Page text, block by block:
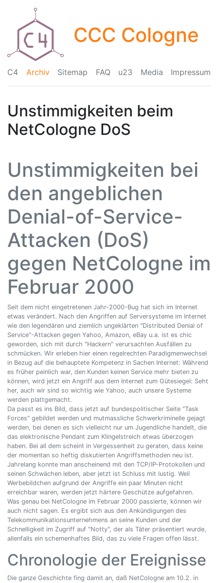
CCC Cologne
C4 Archiv Sitemap FAQ u23 Media Impressum
Unstimmigkeiten beim
NetCologne DoS
Unstimmigkeiten bei
den angeblichen
Denial-of-Service-
Attacken (DoS)
gegen NetCologne im
Februar 2000
Seit dem nicht eingetretenen Jahr-2000-Bug hat sich im Internet
etwas verändert. Nach den Angriffen auf Serversysteme im Internet
wie den legendären und ziemlich ungeklärten "Distributed Denial of
Service"-Attacken gegen Yahoo, Amazon, eBay u.a. ist es chic
geworden, sich mit durch "Hackern" verursachten Ausfällen zu
schmücken. Wir erleben hier einen regelrechten Paradigmenwechsel
in Bezug auf die behauptete Kompetenz in Sachen Internet: Während
es früher peinlich war, den Kunden keinen Service mehr bieten zu
können, wird jetzt ein Angriff aus dem Internet zum Gütesiegel: Seht
her, auch wir sind so wichtig wie Yahoo, auch unsere Systeme
werden plattgemacht.
Da passt es ins Bild, dass jetzt auf bundespolitischer Seite "Task
Forces" gebildet werden und mutmassliche Schwerkriminelle gejagt
werden, bei denen es sich vielleicht nur um Jugendliche handelt, die
das elektronische Pendant zum Klingelstreich etwas überzogen
haben. Bei all dem scheint in Vergessenheit zu geraten, dass keine
der momentan so heftig diskutierten Angriffsmethoden neu ist.
Jahrelang konnte man anscheinend mit den TCP/IP-Protokollen und
seinen Schwächen leben, aber jetzt ist Schluss mit lustig. Weil
Werbebildchen aufgrund der Angriffe ein paar Minuten nicht
erreichbar waren, werden jetzt härtere Geschütze aufgefahren.
Was genau bei NetCologne im Februar 2000 passierte, können wir
auch nicht sagen. Es ergibt sich aus den Ankündigungen des
Telekommunikationsunternehmens an seine Kunden und der
Schnelligkeit im Zugriff auf "Notty", der als Täter präsentiert wurde,
allenfalls ein schemenhaftes Bild, das zu viele Fragen offen lässt.
Chronologie der Ereignisse
Die ganze Geschichte fing damit an, daß NetCologne am 10.2. in